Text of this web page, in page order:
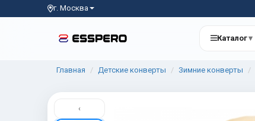
г. Москва
Каталог▾
Главная Детские конверты Зимние конверты
‹